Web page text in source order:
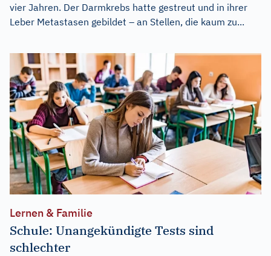
vier Jahren. Der Darmkrebs hatte gestreut und in ihrer
Leber Metastasen gebildet – an Stellen, die kaum zu...
Lernen & Familie
Schule: Unangekündigte Tests sind
schlechter